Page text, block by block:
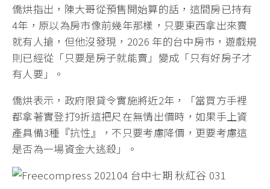
僑烘指出，陳大哥從預售開始算的話，這間房已持有
4年，原以為房市像前幾年那樣，只要東西拿出來賣
就有人搶，但他沒發現，2026 年的台中房市，遊戲規
則已經從「只要是房子就能賣」變成「只有好房子才
有人要」。
僑烘表示，政府限貸令實施將近2年，「當買方手裡
都拿著實登打9折這把尺在無情出價時，如果手上資
產具備3種『抗性』，不只要考慮降價，更要考慮這
是否為一場資金大逃殺」。